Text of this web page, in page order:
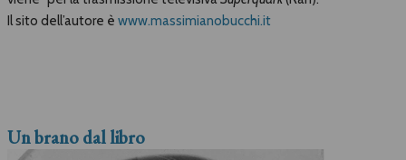
Il sito dell’autore è www.massimianobucchi.it
Un brano dal libro